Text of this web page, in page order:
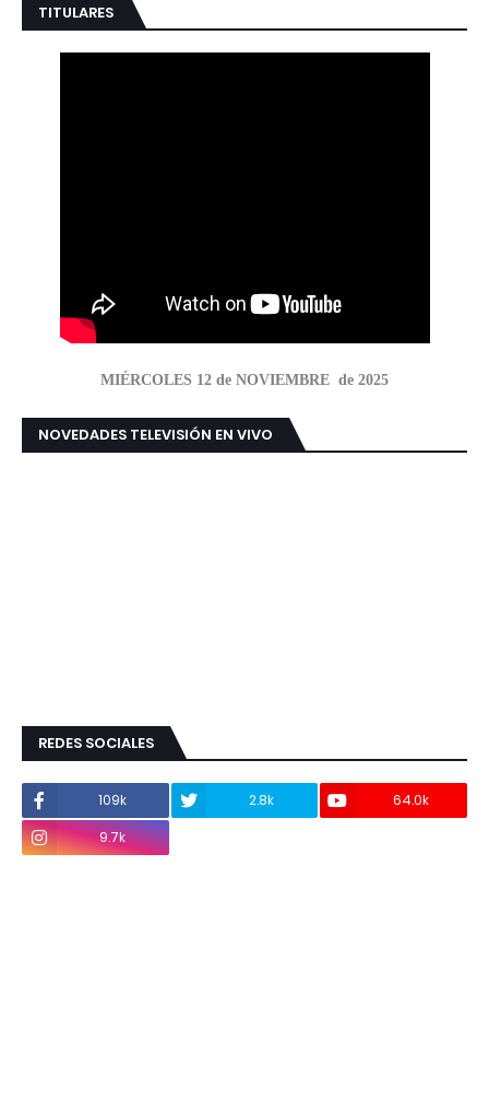
TITULARES
MIÉRCOLES 12 de NOVIEMBRE de 2025
NOVEDADES TELEVISIÓN EN VIVO
REDES SOCIALES
109k 2.8k
64.0k
9.7k